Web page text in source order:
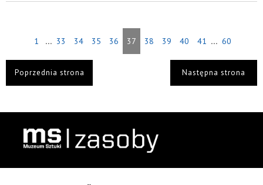
1 ... 33 34 35 36 37 38 39 40 41 ... 60
Poprzednia strona Następna strona